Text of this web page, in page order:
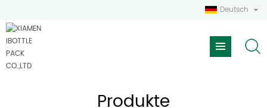
Deutsch
Produkte